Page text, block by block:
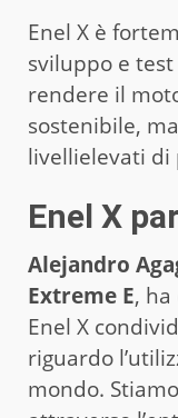
Enel X è
sviluppo e
rendere il
sostenibile,
livellielevati di
Enel X
Alejandro
Extreme E, ha
Enel X
riguardo
mondo.